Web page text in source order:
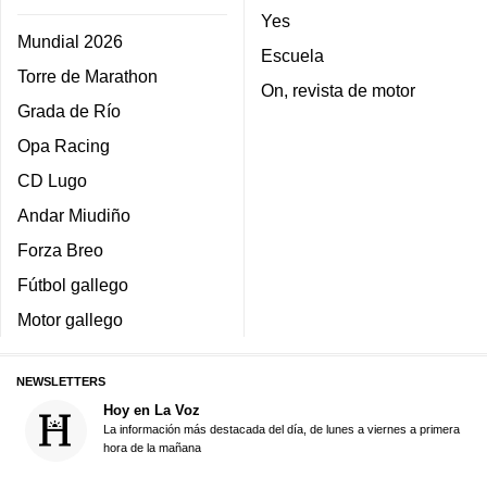
Mundial 2026
Torre de Marathon
Grada de Río
Opa Racing
CD Lugo
Andar Miudiño
Forza Breo
Fútbol gallego
Motor gallego
Yes
Escuela
On, revista de motor
NEWSLETTERS
Hoy en La Voz
La información más destacada del día, de lunes a viernes a primera
hora de la mañana